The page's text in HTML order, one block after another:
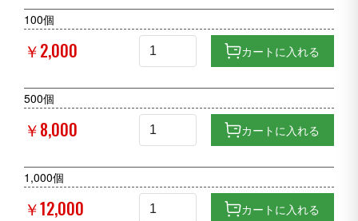
100個
￥2,000 カートに入れる
500個
￥8,000 カートに入れる
1,000個
￥12,000 カートに入れる